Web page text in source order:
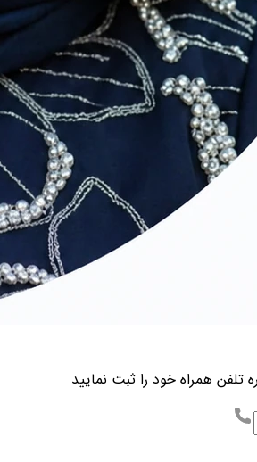
تلفن همراه خود را ثبت نمایید